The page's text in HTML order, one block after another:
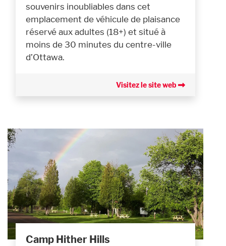
souvenirs inoubliables dans cet
emplacement de véhicule de plaisance
réservé aux adultes (18+) et situé à
moins de 30 minutes du centre-ville
d’Ottawa.
Visitez le site web
Camp Hither Hills